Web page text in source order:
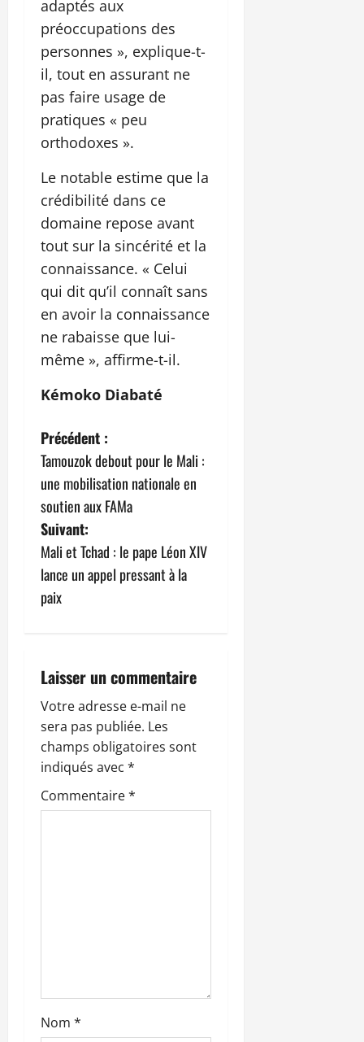
adaptés aux
préoccupations des
personnes », explique-t-
il, tout en assurant ne
pas faire usage de
pratiques « peu
orthodoxes ».
Le notable estime que la
crédibilité dans ce
domaine repose avant
tout sur la sincérité et la
connaissance. « Celui
qui dit qu’il connaît sans
en avoir la connaissance
ne rabaisse que lui-
même », affirme-t-il.
Kémoko Diabaté
N
a
v
i
g
a
i
o
n
d
’
c
l
Précédent :
Tamouzok debout pour le Mali :
une mobilisation nationale en
soutien aux FAMa
Suivant:
Mali et Tchad : le pape Léon XIV
lance un appel pressant à la
paix
Laisser un commentaire
Votre adresse e-mail ne
sera pas publiée. Les
champs obligatoires sont
indiqués avec *
Commentaire*
Nom *